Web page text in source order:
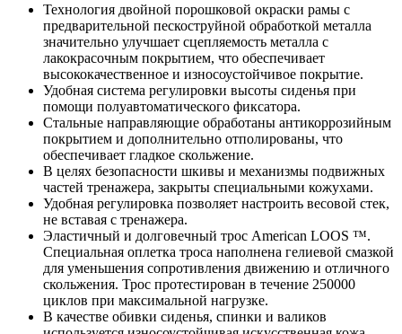
Технология двойной порошковой окраски рамы с
предварительной пескоструйной обработкой металла
значительно улучшает сцепляемость металла с
лакокрасочным покрытием, что обеспечивает
высококачественное и износоустойчивое покрытие.
Удобная система регулировки высоты сиденья при
помощи полуавтоматического фиксатора.
Стальные направляющие обработаны антикоррозийным
покрытием и дополнительно отполированы, что
обеспечивает гладкое скольжение.
В целях безопасности шкивы и механизмы подвижных
частей тренажера, закрыты специальными кожухами.
Удобная регулировка позволяет настроить весовой стек,
не вставая с тренажера.
Эластичный и долговечный трос American LOOS ™.
Специальная оплетка троса наполнена гелиевой смазкой
для уменьшения сопротивления движению и отличного
скольжения. Трос протестирован в течение 250000
циклов при максимальной нагрузке.
В качестве обивки сиденья, спинки и валиков